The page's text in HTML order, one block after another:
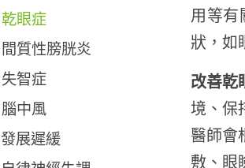
乾眼症
間質性膀胱炎
失智症
腦中風
發展遲緩
用等有
狀，如
改善乾
境、保
醫師會
敷、眼